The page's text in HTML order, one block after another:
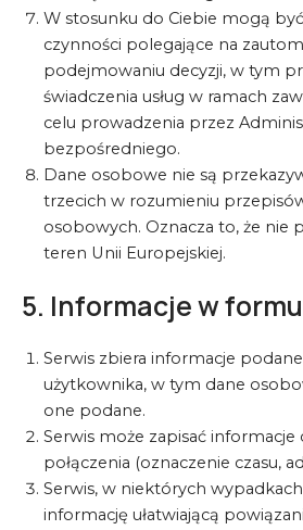
W stosunku do Ciebie mogą
czynności polegające na
podejmowaniu decyzji, w tym
świadczenia usług w ramach
celu prowadzenia przez
bezpośredniego.
Dane osobowe nie są
trzecich w rozumieniu
osobowych. Oznacza to, że nie
teren Unii Europejskiej.
5. Informacje w
Serwis zbiera informacje
użytkownika, w tym dane
one podane.
Serwis może zapisać informacje
połączenia (oznaczenie czasu,
Serwis, w niektórych
informację ułatwiającą